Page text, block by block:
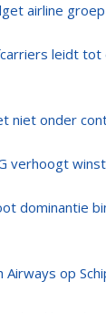
airline groep
leidt tot
niet onder
verhoogt
dominantie
Airways op